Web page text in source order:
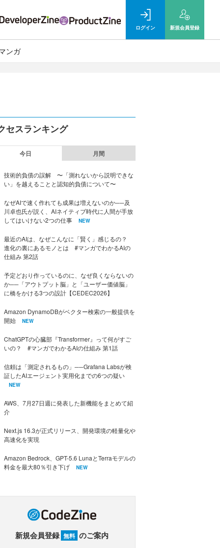
ログイン 新規会員登録
ンガ
セスランキング
今日 月間
技術的負債の誤解 〜「測れないから説明できな
い」を越えることと認知的負債について〜
なぜAIで速く作れても成果は増えないのか──及
川卓也氏が説く、AIネイティブ時代に人間が手放
してはいけない2つの仕事
NEW
最近のAIは、なぜこんなに「賢く」感じるの？
進化の裏にあるモノとは #マンガでわかるAIの
仕組み 第2話
予定どおり作っているのに、なぜ良くならないの
か──「アウトプット脳」と「ユーザー価値脳」
に橋をかける3つの設計【CEDEC2026】
Amazon DynamoDBがベクター検索の一般提供を
開始
NEW
ChatGPTの心臓部『Transformer』って何がすご
いの？ #マンガでわかるAIの仕組み 第1話
信頼は「測定されるもの」──Grafana Labsが検
証したAIエージェント実用化までの6つの疑い
NEW
AWS、7月27日週に発表した新機能をまとめて紹
介
Next.js 16.3が正式リリース、開発環境の軽量化や
高速化を実現
Amazon Bedrock、GPT-5.6 LunaとTerraモデルの
料金を最大80％引き下げ
NEW
新規会員登録 無料 のご案内